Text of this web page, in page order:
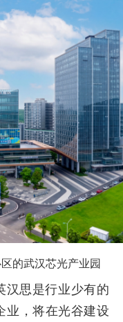
的武汉芯光产业园
汉思是行业少有的
业，将在光谷建设